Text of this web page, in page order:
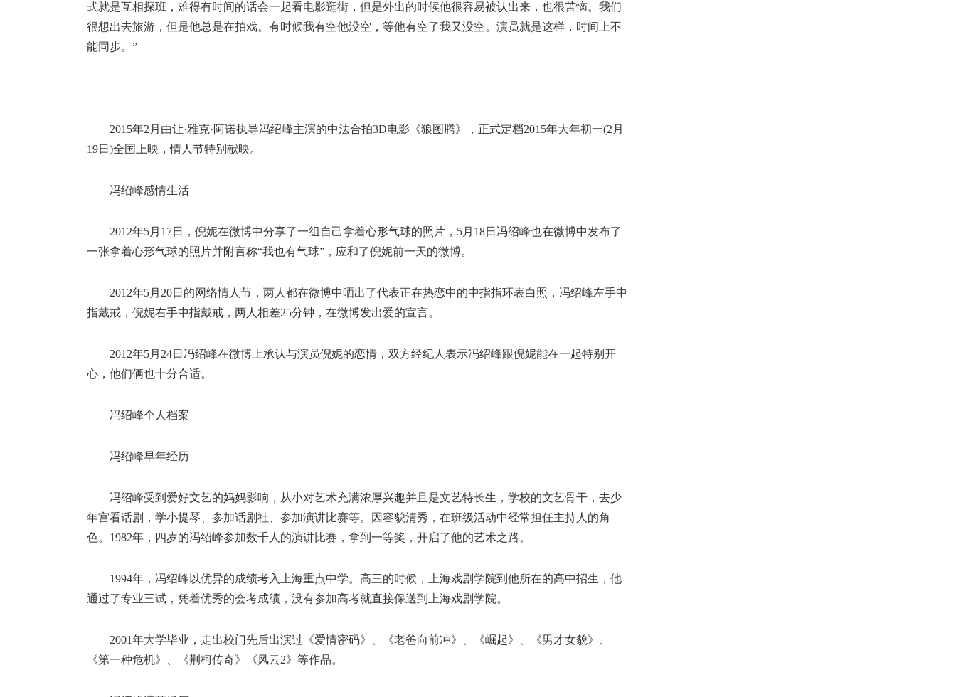
式就是互相探班，难得有时间的话会一起看电影逛街，但是外出的时候他很容易被认出来，也很苦恼。我们
很想出去旅游，但是他总是在拍戏。有时候我有空他没空，等他有空了我又没空。演员就是这样，时间上不
能同步。”
2015年2月由让·雅克·阿诺执导冯绍峰主演的中法合拍3D电影《狼图腾》，正式定档2015年大年初一(2月
19日)全国上映，情人节特别献映。
冯绍峰感情生活
2012年5月17日，倪妮在微博中分享了一组自己拿着心形气球的照片，5月18日冯绍峰也在微博中发布了
一张拿着心形气球的照片并附言称“我也有气球”，应和了倪妮前一天的微博。
2012年5月20日的网络情人节，两人都在微博中晒出了代表正在热恋中的中指指环表白照，冯绍峰左手中
指戴戒，倪妮右手中指戴戒，两人相差25分钟，在微博发出爱的宣言。
2012年5月24日冯绍峰在微博上承认与演员倪妮的恋情，双方经纪人表示冯绍峰跟倪妮能在一起特别开
心，他们俩也十分合适。
冯绍峰个人档案
冯绍峰早年经历
冯绍峰受到爱好文艺的妈妈影响，从小对艺术充满浓厚兴趣并且是文艺特长生，学校的文艺骨干，去少
年宫看话剧，学小提琴、参加话剧社、参加演讲比赛等。因容貌清秀，在班级活动中经常担任主持人的角
色。1982年，四岁的冯绍峰参加数千人的演讲比赛，拿到一等奖，开启了他的艺术之路。
1994年，冯绍峰以优异的成绩考入上海重点中学。高三的时候，上海戏剧学院到他所在的高中招生，他
通过了专业三试，凭着优秀的会考成绩，没有参加高考就直接保送到上海戏剧学院。
2001年大学毕业，走出校门先后出演过《爱情密码》、《老爸向前冲》、《崛起》、《男才女貌》、
《第一种危机》、《荆柯传奇》《风云2》等作品。